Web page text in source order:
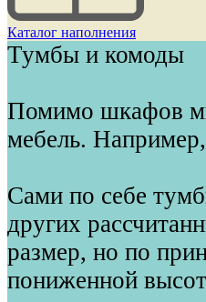
Каталог наполнения
Тумбы и комоды
Помимо шкафов
мебель.
Сами по себе
других
размер, но по
пониженной